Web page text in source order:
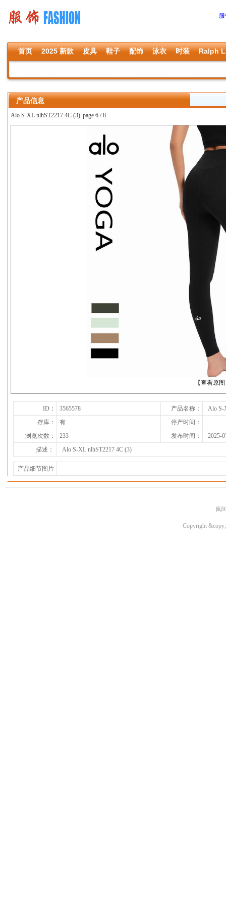
首页 2025 新款 皮具 鞋子 配饰 泳衣 时装 Ralph
产品信息
Alo S-XL nlhST2217 4C (3) page 6 / 8
【查看原
上一张
下一张
ID： 3565578 产品名称：
Alo S-
存库：
有
停产时间：
浏览次数：
233 发布时间：
2025-
描述：
Alo S-XL nlhST2217 4C (3)
产品细节图片
闽
Copyright